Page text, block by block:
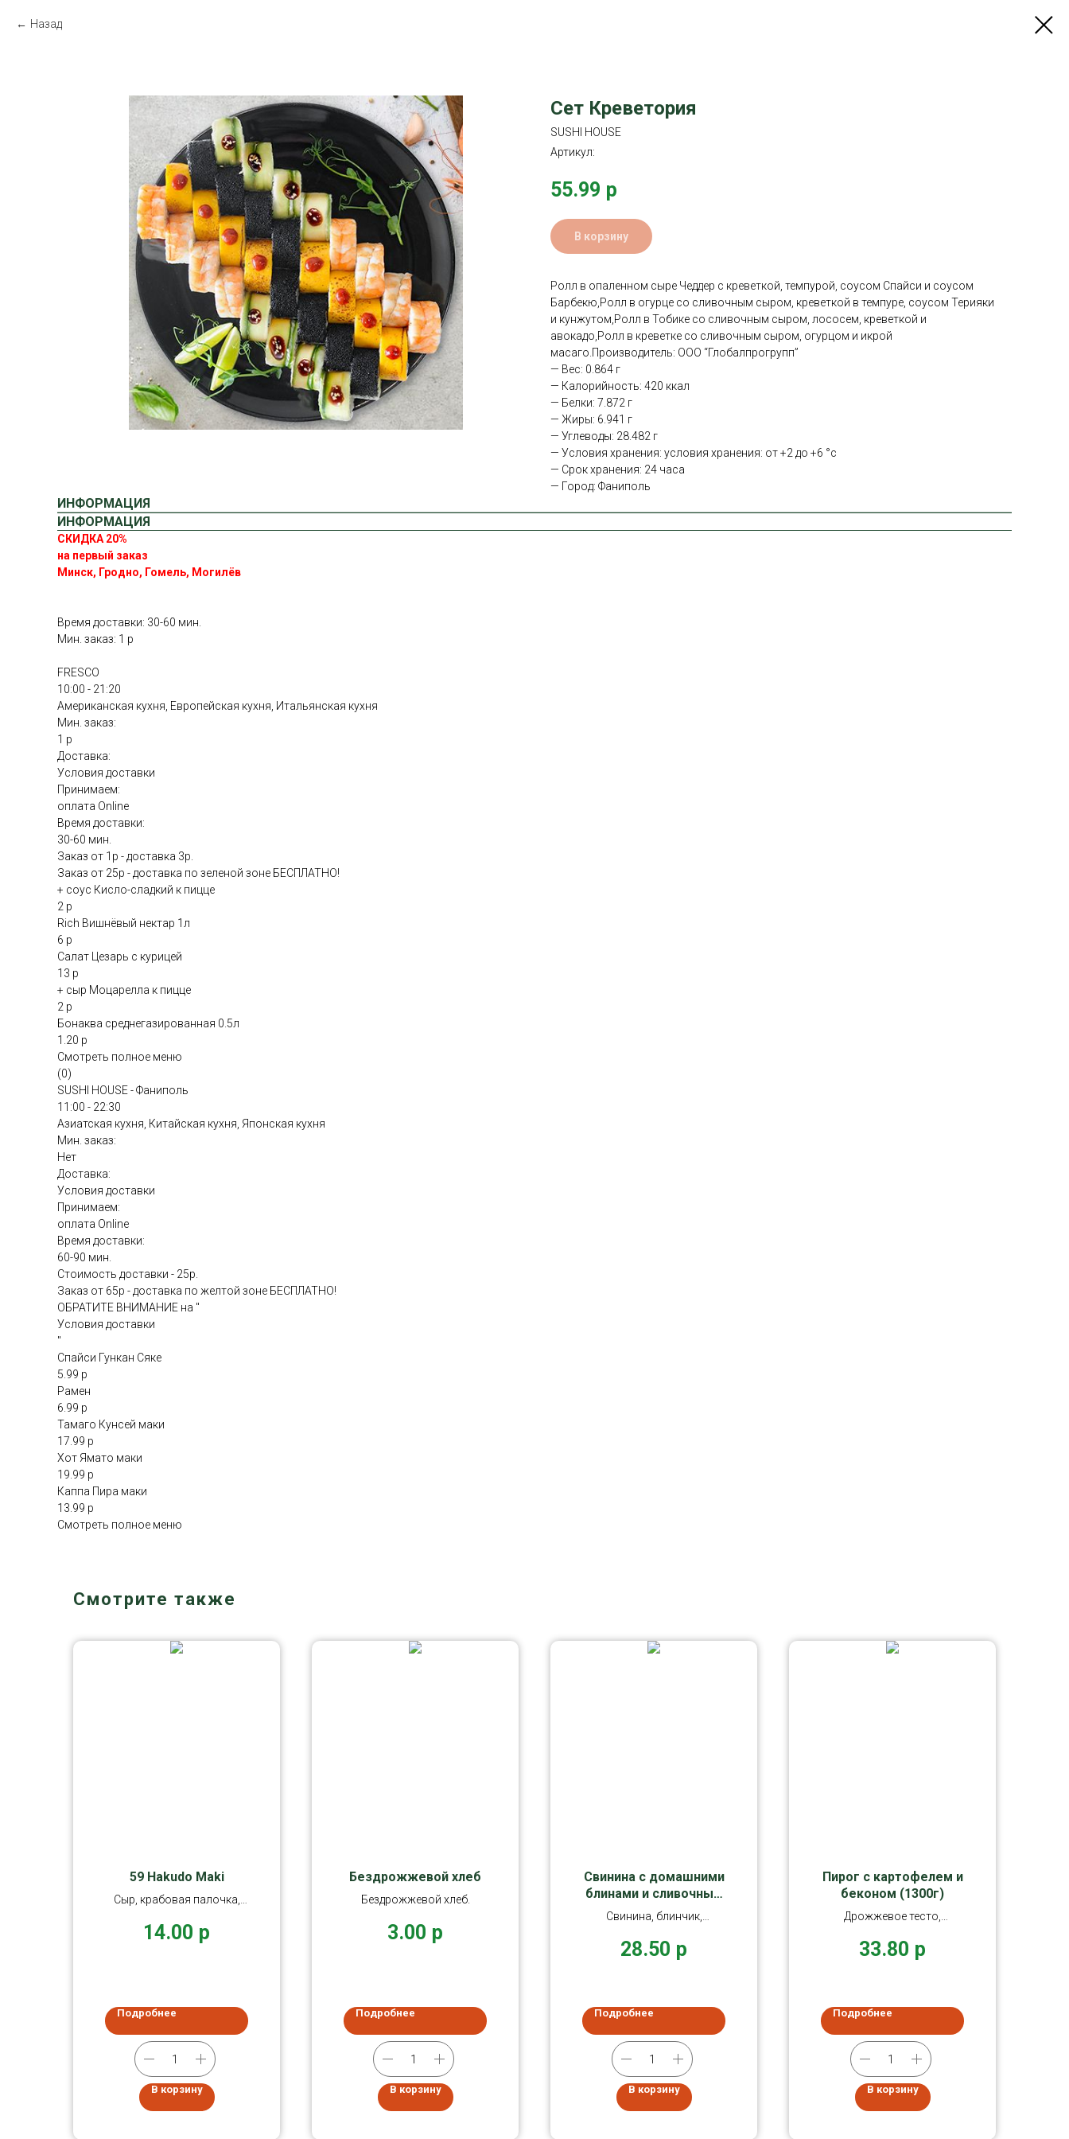
Назад
Сет Креветория
SUSHI HOUSE
Артикул:
55.99 р
В корзину
Ролл в опаленном сыре Чеддер с креветкой, темпурой, соусом Спайси и соусом
Барбекю,Ролл в огурце со сливочным сыром, креветкой в темпуре, соусом Терияки
и кунжутом,Ролл в Тобике со сливочным сыром, лососем, креветкой и
авокадо,Ролл в креветке со сливочным сыром, огурцом и икрой
масаго.Производитель: OOO “Глобалпрогрупп”
— Вес: 0.864 г
— Калорийность: 420 ккал
— Белки: 7.872 г
— Жиры: 6.941 г
— Углеводы: 28.482 г
— Условия хранения: условия хранения: от +2 до +6 °с
— Срок хранения: 24 часа
— Город: Фаниполь
ИНФОРМАЦИЯ
ИНФОРМАЦИЯ
СКИДКА 20%
на первый заказ
Минск, Гродно, Гомель, Могилёв
Время доставки: 30-60 мин.
Мин. заказ: 1 р
FRESCO
10:00 - 21:20
Американская кухня, Европейская кухня, Итальянская кухня
Мин. заказ:
1 р
Доставка:
Условия доставки
Принимаем:
оплата Online
Время доставки:
30-60 мин.
Заказ от 1р - доставка 3р.
Заказ от 25р - доставка по зеленой зоне БЕСПЛАТНО!
+ соус Кисло-сладкий к пицце
2 р
Rich Вишнёвый нектар 1л
6 р
Салат Цезарь с курицей
13 р
+ сыр Моцарелла к пицце
2 р
Бонаква среднегазированная 0.5л
1.20 р
Смотреть полное меню
(0)
SUSHI HOUSE - Фаниполь
11:00 - 22:30
Азиатская кухня, Китайская кухня, Японская кухня
Мин. заказ:
Нет
Доставка:
Условия доставки
Принимаем:
оплата Online
Время доставки:
60-90 мин.
Стоимость доставки - 25р.
Заказ от 65р - доставка по желтой зоне БЕСПЛАТНО!
ОБРАТИТЕ ВНИМАНИЕ на "
Условия доставки
"
Спайси Гункан Сяке
5.99 р
Рамен
6.99 р
Тамаго Кунсей маки
17.99 р
Хот Ямато маки
19.99 р
Каппа Пира маки
13.99 р
Смотреть полное меню
Смотрите также
59 Hakudo Maki
Сыр, крабовая палочка,
приборы
14.00 р
Подробнее
В корзину
Бездрожжевой хлеб
Бездрожжевой хлеб.
3.00 р
Подробнее
В корзину
Свинина с домашними
блинами и сливочным
соусом из грибов
Свинина, блинчик,
томат черри
28.50 р
Подробнее
В корзину
Пирог с картофелем и
беконом (1300г)
Дрожжевое тесто,
масло сливочное
33.80 р
Подробнее
В корзину